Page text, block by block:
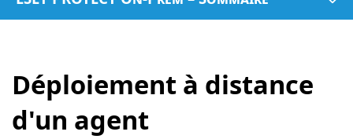
Déploiement à distance
d'un agent